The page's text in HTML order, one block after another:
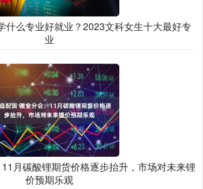
什么专业好就业？2023文科女生十大最好专
业
月碳酸锂期货价格逐步抬升，市场对未来锂
价预期乐观